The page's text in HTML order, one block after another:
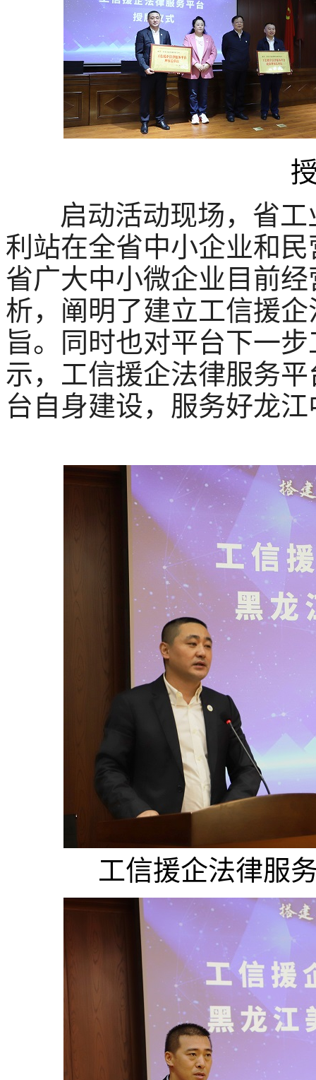
启动活动现场，省工
利站在全省中小企业和
省广大中小微企业目前
析，阐明了建立工信援
旨。同时也对平台下一
示，工信援企法律服务
台自身建设，服务好龙
工信援企法律服